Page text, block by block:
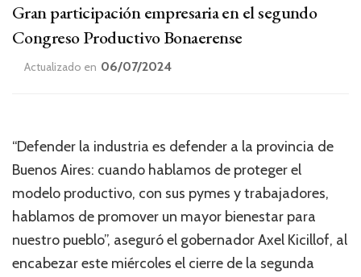
Gran participación empresaria en el segundo
Congreso Productivo Bonaerense
Actualizado en 06/07/2024
“Defender la industria es defender a la provincia de
Buenos Aires: cuando hablamos de proteger el
modelo productivo, con sus pymes y trabajadores,
hablamos de promover un mayor bienestar para
nuestro pueblo”, aseguró el gobernador Axel Kicillof, al
encabezar este miércoles el cierre de la segunda